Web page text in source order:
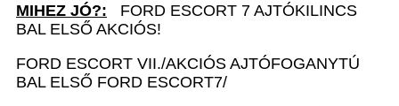
MIHEZ JÓ?: FORD ESCORT 7 AJTÓKILINCS
BAL ELSŐ AKCIÓS!
FORD ESCORT VII./AKCIÓS AJTÓFOGANYTÚ
BAL ELSŐ FORD ESCORT7/